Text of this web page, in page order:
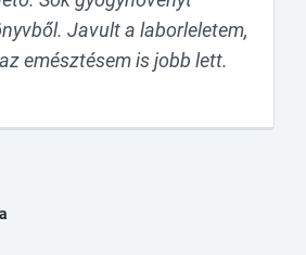
Javult a laborleletem,
emésztésem is jobb lett.